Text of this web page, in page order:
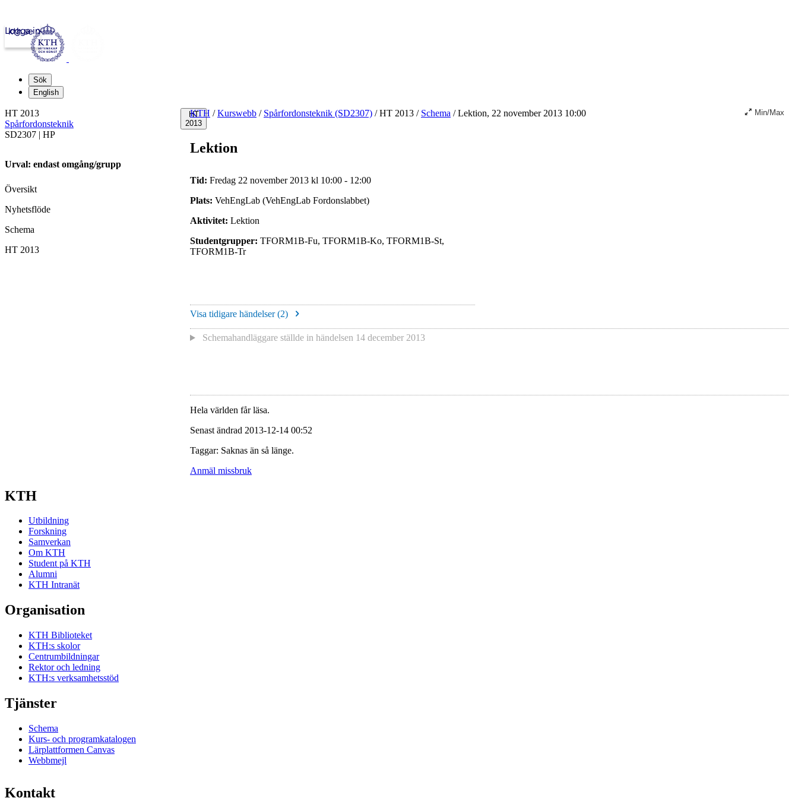
kth.se
Logga in
Sök
English
HT
2013
KTH / Kurswebb / Spårfordonsteknik (SD2307) /HT 2013 / Schema /Lektion, 22 november 2013 10:00 Min/Max
Lektion
Tid: Fredag 22 november 2013 kl 10:00 - 12:00
Plats: VehEngLab (VehEngLab Fordonslabbet)
Aktivitet: Lektion
Studentgrupper: TFORM1B-Fu, TFORM1B-Ko, TFORM1B-St,
TFORM1B-Tr
Visa tidigare händelser (2)
Schemahandläggare ställde in händelsen 14 december 2013
Hela världen får läsa.
Senast ändrad 2013-12-14 00:52
Taggar: Saknas än så länge.
Anmäl missbruk
HT 2013
Spårfordonsteknik
SD2307 | HP
Urval: endast omgång/grupp
Översikt
Nyhetsflöde
Schema
HT 2013
KTH
Utbildning
Forskning
Samverkan
Om KTH
Student på KTH
Alumni
KTH Intranät
Organisation
KTH Biblioteket
KTH:s skolor
Centrumbildningar
Rektor och ledning
KTH:s verksamhetsstöd
Tjänster
Schema
Kurs- och programkatalogen
Lärplattformen Canvas
Webbmejl
Kontakt